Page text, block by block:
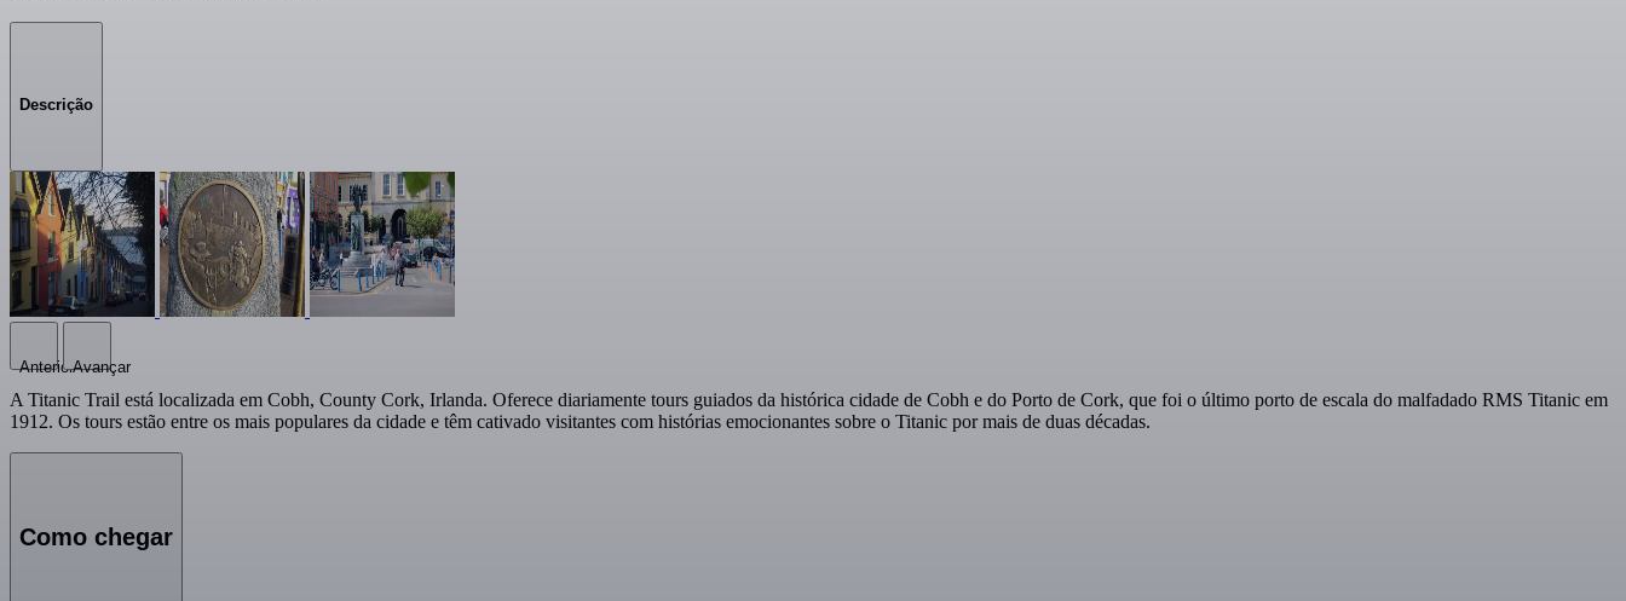
Descrição
AnteriorAvançar
A Titanic Trail está localizada em Cobh, County Cork, Irlanda. Oferece diariamente tours guiados da histórica cidade de Cobh e do Porto de Cork, que foi o último porto de escala do malfadado RMS Titanic em
1912. Os tours estão entre os mais populares da cidade e têm cativado visitantes com histórias emocionantes sobre o Titanic por mais de duas décadas.
Como chegar